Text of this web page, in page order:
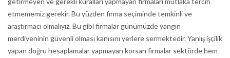
etmememiz gerekir. Bu yüzden firma seçiminde temkinli ve
araştırmacı olmalıyız. Bu gibi firmalar günümüzde yangın
merdiveninin güvenli olması kanısını yerlere sermektedir. Yanlış işçilik
yapan doğru hesaplamalar yapmayan korsan firmalar sektörde hem